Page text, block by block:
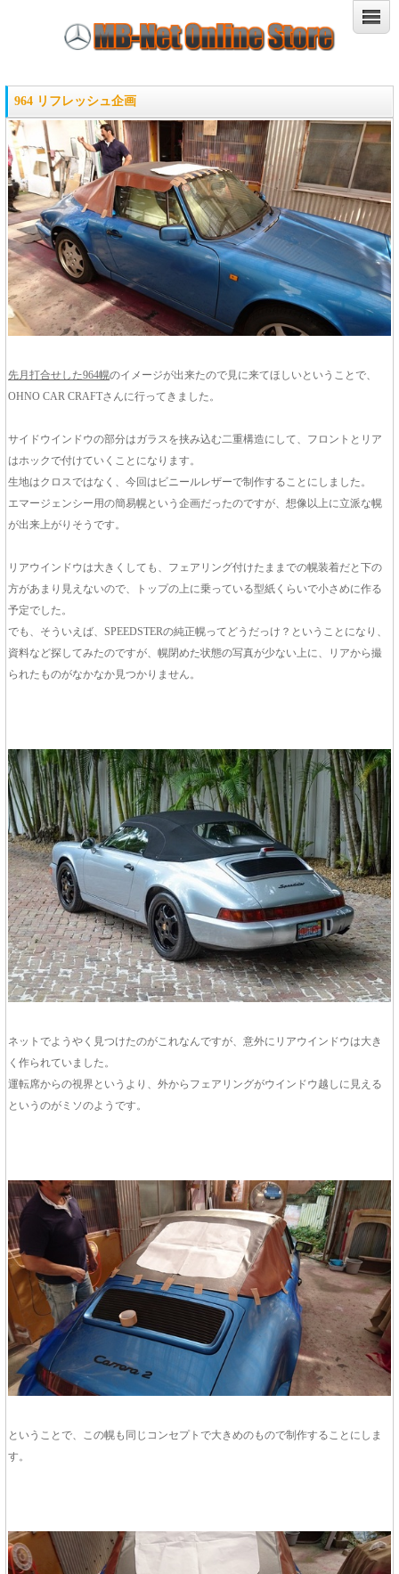
964 リフレッシュ企画
先月打合せした964幌のイメージが出来たので見に来てほしいということで、
OHNO CAR CRAFTさんに行ってきました。
サイドウインドウの部分はガラスを挟み込む二重構造にして、フロントとリア
はホックで付けていくことになります。
生地はクロスではなく、今回はビニールレザーで制作することにしました。
エマージェンシー用の簡易幌という企画だったのですが、想像以上に立派な幌
が出来上がりそうです。
リアウインドウは大きくしても、フェアリング付けたままでの幌装着だと下の
方があまり見えないので、トップの上に乗っている型紙くらいで小さめに作る
予定でした。
でも、そういえば、SPEEDSTERの純正幌ってどうだっけ？ということになり、
資料など探してみたのですが、幌閉めた状態の写真が少ない上に、リアから撮
られたものがなかなか見つかりません。
ネットでようやく見つけたのがこれなんですが、意外にリアウインドウは大き
く作られていました。
運転席からの視界というより、外からフェアリングがウインドウ越しに見える
というのがミソのようです。
ということで、この幌も同じコンセプトで大きめのもので制作することにしま
す。